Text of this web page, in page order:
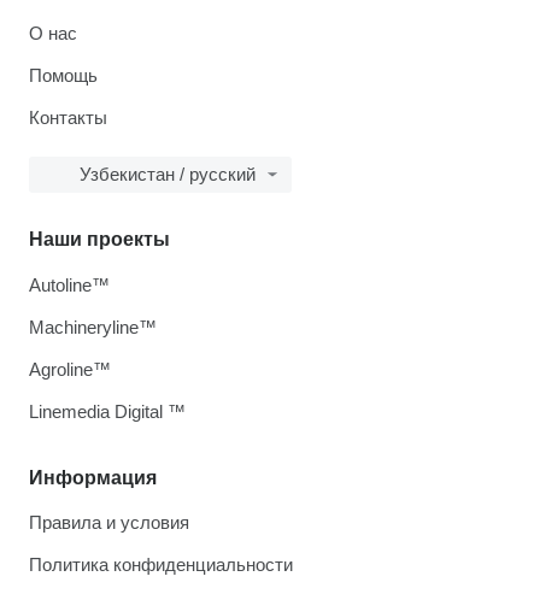
О нас
Помощь
Контакты
Узбекистан / русский
Информация
Правила и условия
Политика конфиденциальности
Наши проекты
Autoline™
Machineryline™
Agroline™
Linemedia Digital ™